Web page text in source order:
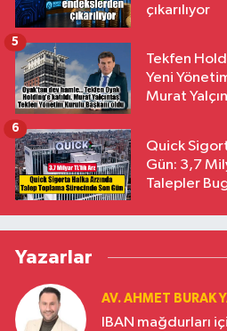
çıkarılıyor
Tekfen
Yeni
Murat
5
Quick
Gün: 3,7
Talepler
6
Yazarlar
AV. AHMET BURAK
IBAN mağdurları